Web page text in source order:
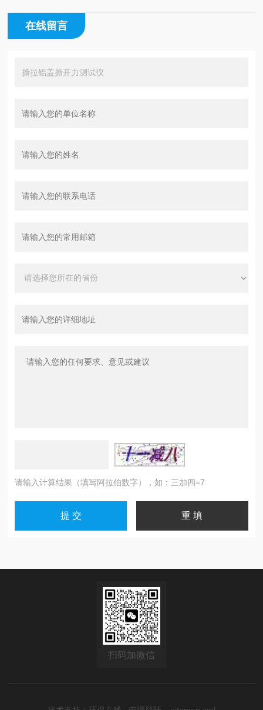
在线留言
请输入计算结果（填写阿拉伯数字），如：三加四=7
扫码加微信